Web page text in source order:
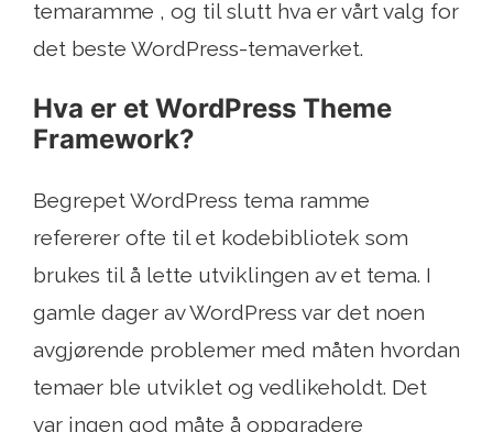
temaramme , og til slutt hva er vårt valg for
det beste WordPress-temaverket.
Hva er et WordPress Theme
Framework?
Begrepet WordPress tema ramme
refererer ofte til et kodebibliotek som
brukes til å lette utviklingen av et tema. I
gamle dager av WordPress var det noen
avgjørende problemer med måten hvordan
temaer ble utviklet og vedlikeholdt. Det
var ingen god måte å oppgradere